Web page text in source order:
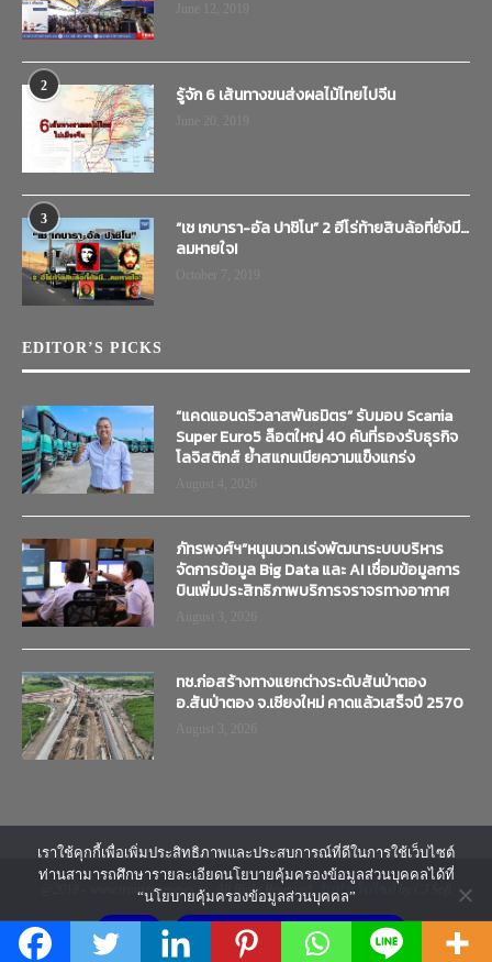
2 รู้จัก 6 เส้นทางขนส่งผลไม้ไทยไปจีน
3
“เช เกบารา-อัล ปาชิโน” 2 ฮีโร่ท้ายสิบล้อที่ยังมี…
ลมหายใจ!
EDITOR’S PICKS
“แคดแอนดริวลาสพันธมิตร” รับมอบ Scania
Super Euro5 ล็อตใหญ่ 40 คันที่รองรับธุรกิจ
โลจิสติกส์ ย้ำสแกนเนียความแข็งแกร่ง
ภัทรพงศ์ฯ”หนุนบวท.เร่งพัฒนาระบบบริหาร
จัดการข้อมูล Big Data และ AI เชื่อมข้อมูลการ
บินเพิ่มประสิทธิภาพบริการจราจรทางอากาศ
ทช.ก่อสร้างทางแยกต่างระดับสันป่าตอง
อ.สันป่าตอง จ.เชียงใหม่ คาดแล้วเสร็จปี 2570
@2018 - www.transtimenews.co. All Right Reserved. รับทำเว็บไซต์
เราใช้คุกกี้เพื่อเพิ่มประสิทธิภาพและประสบการณ์ที่ดีในการใช้เว็บไซต์
ท่านสามารถศึกษารายละเอียดนโยบายคุ้มครองข้อมูลส่วนบุคคลได้ที่
“นโยบายคุ้มครองข้อมูลส่วนบุคคล”
ยอมรับ นโยบายคุ้มครองข้อมูลส่วนบุคคล